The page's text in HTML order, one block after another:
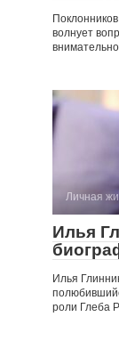
волнует
внимательно
Личная
Илья
Илья
роли Глеба